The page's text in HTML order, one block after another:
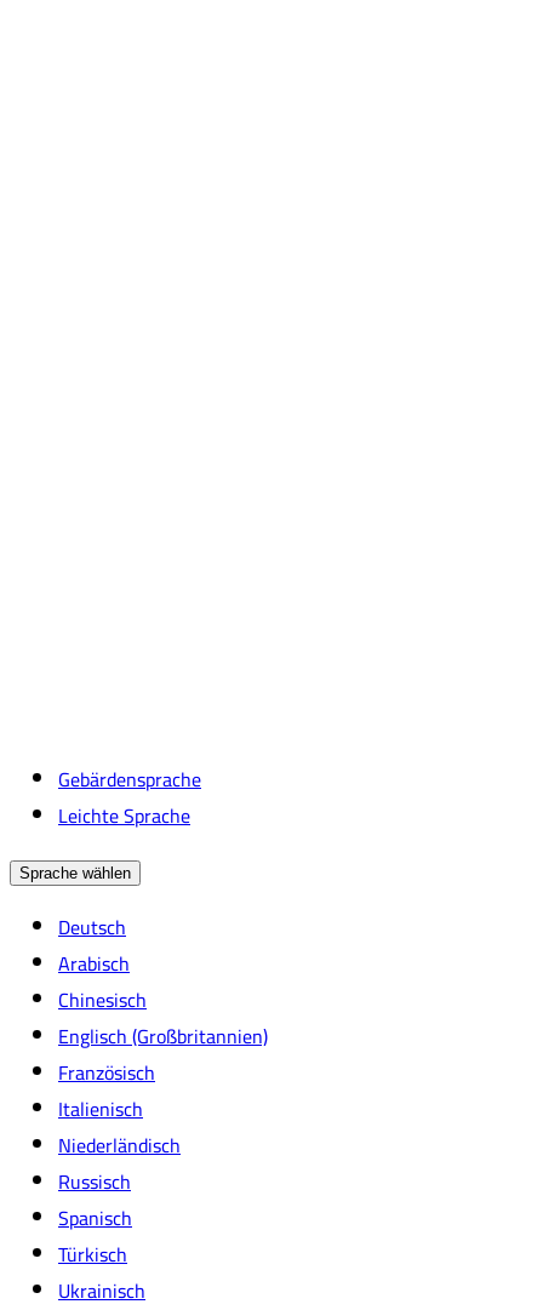
Gebärdensprache
Leichte Sprache
Sprache wählen
Deutsch
Arabisch
Chinesisch
Englisch (Großbritannien)
Französisch
Italienisch
Niederländisch
Russisch
Spanisch
Türkisch
Ukrainisch